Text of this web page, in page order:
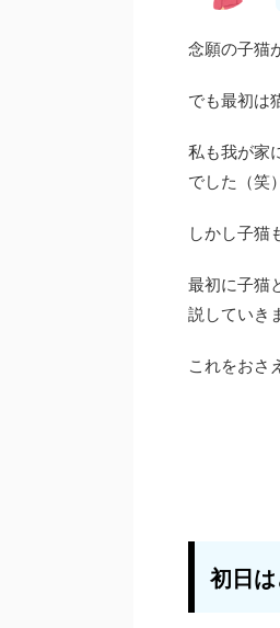
念願の子猫
でも最初は
私も我が家
でした （笑）
しかし子猫
最初に子猫
説していき
これをおさ
初日